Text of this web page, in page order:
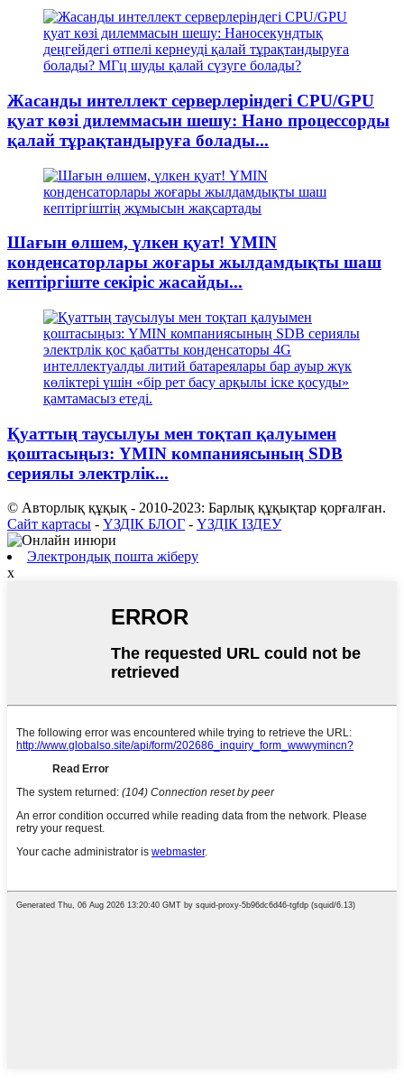
Жасанды интеллект серверлеріндегі CPU/GPU
қуат көзі дилеммасын шешу: Нано процессорды
қалай тұрақтандыруға болады...
Шағын өлшем, үлкен қуат! YMIN
конденсаторлары жоғары жылдамдықты шаш
кептіргіште секіріс жасайды...
Қуаттың таусылуы мен тоқтап қалуымен
қоштасыңыз: YMIN компаниясының SDB
сериялы электрлік...
© Авторлық құқық - 2010-2023: Барлық құқықтар қорғалған.
Сайт картасы - ҮЗДІК БЛОГ - ҮЗДІК ІЗДЕУ
Электрондық пошта жіберу
x